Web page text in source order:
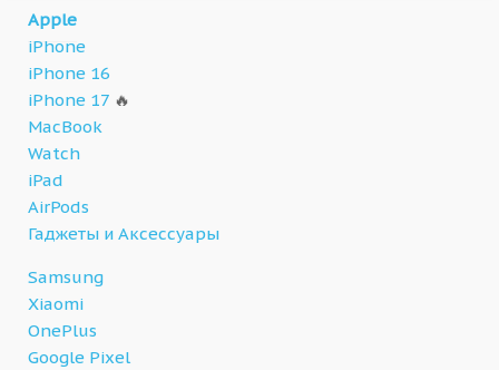
Apple
iPhone
iPhone 16
iPhone 17 🔥
MacBook
Watch
iPad
AirPods
Гаджеты и Аксессуары
Samsung
Xiaomi
OnePlus
Google Pixel